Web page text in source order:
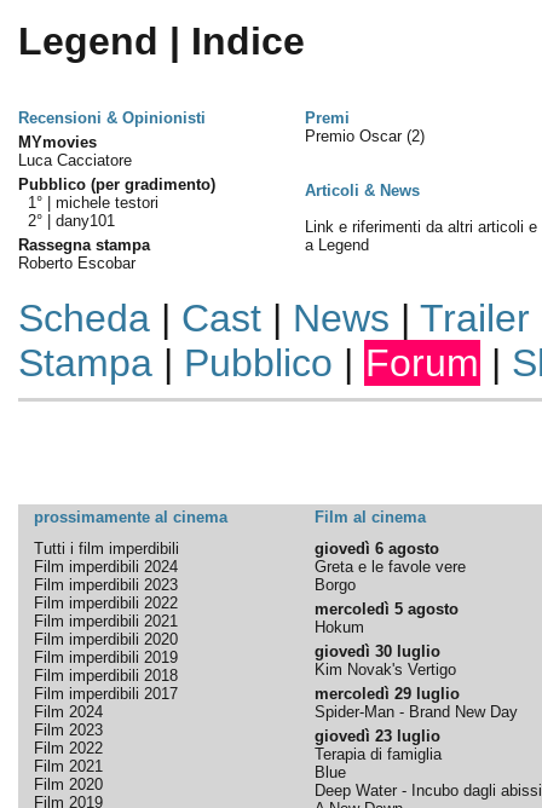
Legend | Indice
Recensioni & Opinionisti
Premi
MYmovies
Luca Cacciatore
Pubblico (per gradimento)
1° | michele testori
2° | dany101
Rassegna stampa
Roberto Escobar
Premio Oscar (2)
Articoli & News
Link e riferimenti da altri articoli e
a Legend
Scheda| Cast| News | Trailer
Stampa| Pubblico | Forum |
prossimamente al cinema
Film al cinema
Tutti i film imperdibili
Film imperdibili 2024
Film imperdibili 2023
Film imperdibili 2022
Film imperdibili 2021
Film imperdibili 2020
Film imperdibili 2019
Film imperdibili 2018
Film imperdibili 2017
Film 2024
Film 2023
Film 2022
Film 2021
Film 2020
Film 2019
giovedì 6 agosto
Greta e le favole vere
Borgo
mercoledì 5 agosto
Hokum
giovedì 30 luglio
Kim Novak's Vertigo
mercoledì 29 luglio
Spider-Man - Brand New Day
giovedì 23 luglio
Terapia di famiglia
Blue
Deep Water - Incubo dagli abissi